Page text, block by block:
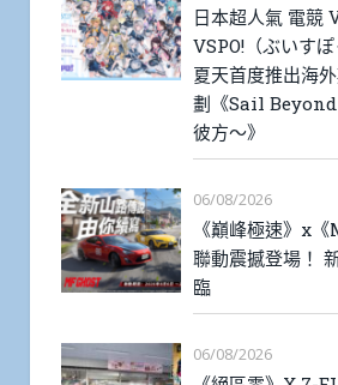
日本超人氣 電競
VSPO!（ぶいす
夏天首度推出海
劃《Sail Beyond
彼方～》
06/08/2026
《巔峰極速》x
聯動震撼登場！
臨
06/08/2026